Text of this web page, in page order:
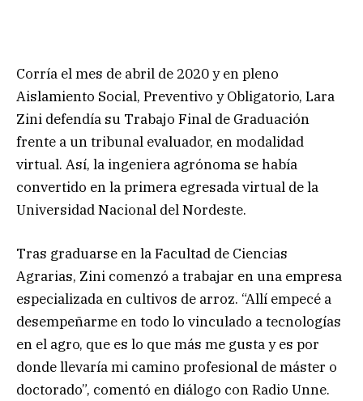
Corría el mes de abril de 2020 y en pleno
Aislamiento Social, Preventivo y Obligatorio, Lara
Zini defendía su Trabajo Final de Graduación
frente a un tribunal evaluador, en modalidad
virtual. Así, la ingeniera agrónoma se había
convertido en la primera egresada virtual de la
Universidad Nacional del Nordeste.
Tras graduarse en la Facultad de Ciencias
Agrarias, Zini comenzó a trabajar en una empresa
especializada en cultivos de arroz. “Allí empecé a
desempeñarme en todo lo vinculado a tecnologías
en el agro, que es lo que más me gusta y es por
donde llevaría mi camino profesional de máster o
doctorado”, comentó en diálogo con Radio Unne.